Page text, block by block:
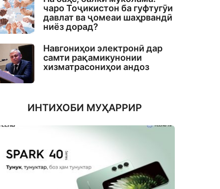
чаро Тоҷикистон ба гуфтугӯи
давлат ва ҷомеаи шаҳрвандӣ
ниёз дорад?
Навгониҳои электронӣ дар
самти рақамикунонии
хизматрасониҳои андоз
ИНТИХОБИ МУҲАРРИР